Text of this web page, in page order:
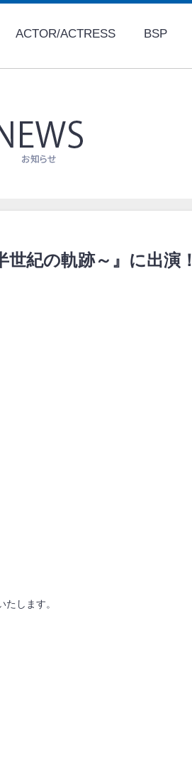
ACTOR/ACTRESS BSP
世紀の軌跡～』に出演！
します。